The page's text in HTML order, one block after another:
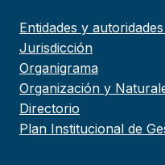
Entidades y
Jurisdicción
Organigrama
Organización y
Directorio
Plan Institucional de